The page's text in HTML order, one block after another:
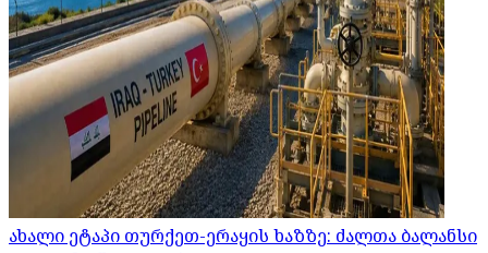
ახალი ეტაპი თურქეთ-ერაყის ხაზზე: ძალთა ბალანსი